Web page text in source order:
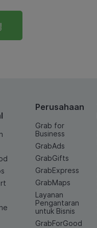
Perusahaan
Grab for
Business
GrabAds
GrabGifts
GrabExpress
GrabMaps
Layanan
Pengantaran
untuk Bisnis
GrabForGood